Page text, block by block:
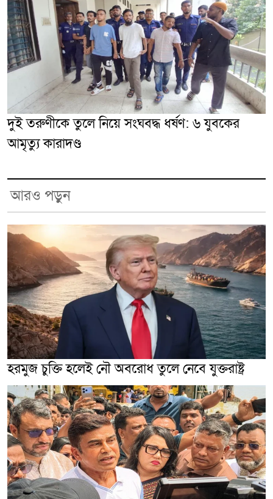
দুই তরুণীকে তুলে নিয়ে সংঘবদ্ধ ধর্ষণ: ৬ যুবকের
আমৃত্যু কারাদণ্ড
আরও পড়ুন
হরমুজ চুক্তি হলেই নৌ অবরোধ তুলে নেবে যুক্তরাষ্ট্র